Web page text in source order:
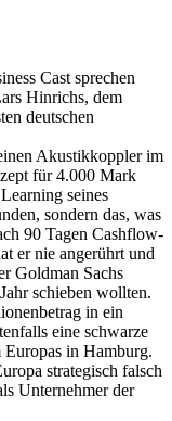
Cast sprechen
Hinrichs, dem
deutschen
Akustikkoppler im
für 4.000 Mark
seines
sondern das, was
90 Tagen Cashflow-
er nie angerührt und
Goldman Sachs
schieben wollten.
in ein
eine schwarze
in Hamburg.
strategisch falsch
Unternehmer der